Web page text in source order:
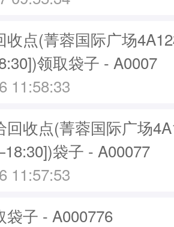
收点(菁蓉国际广场
领取袋子 - A0007
11:58:33
回收点(菁蓉国际广场
袋子 - A00077
11:57:53
袋子 - A000776